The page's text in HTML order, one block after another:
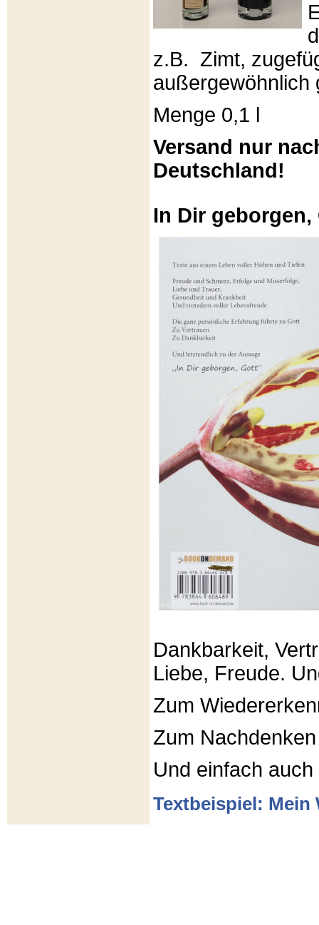
z.B. Zimt,
außergewöhnlich
Menge 0,1 l
Versand nur
Deutschland!
In Dir geborgen,
Dankbarkeit,
Liebe, Freude.
Zum
Zum Nachdenken
Und einfach
Textbeispiel: Mein